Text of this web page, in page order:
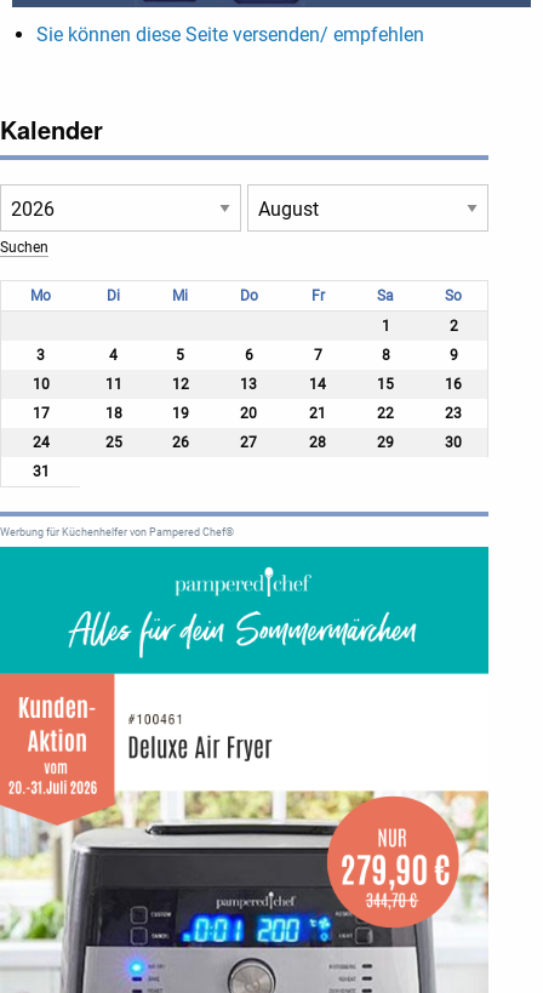
Sie können diese Seite versenden/ empfehlen
Kalender
Mo Di Mi Do Fr Sa
So
1
2
3
4 5 6 7 8
9
10
11 12 13 14 15
16
17
18 19 20 21 22
23
24
25 26 27 28 29
30
31
Werbung für Küchenhelfer von Pampered Chef®